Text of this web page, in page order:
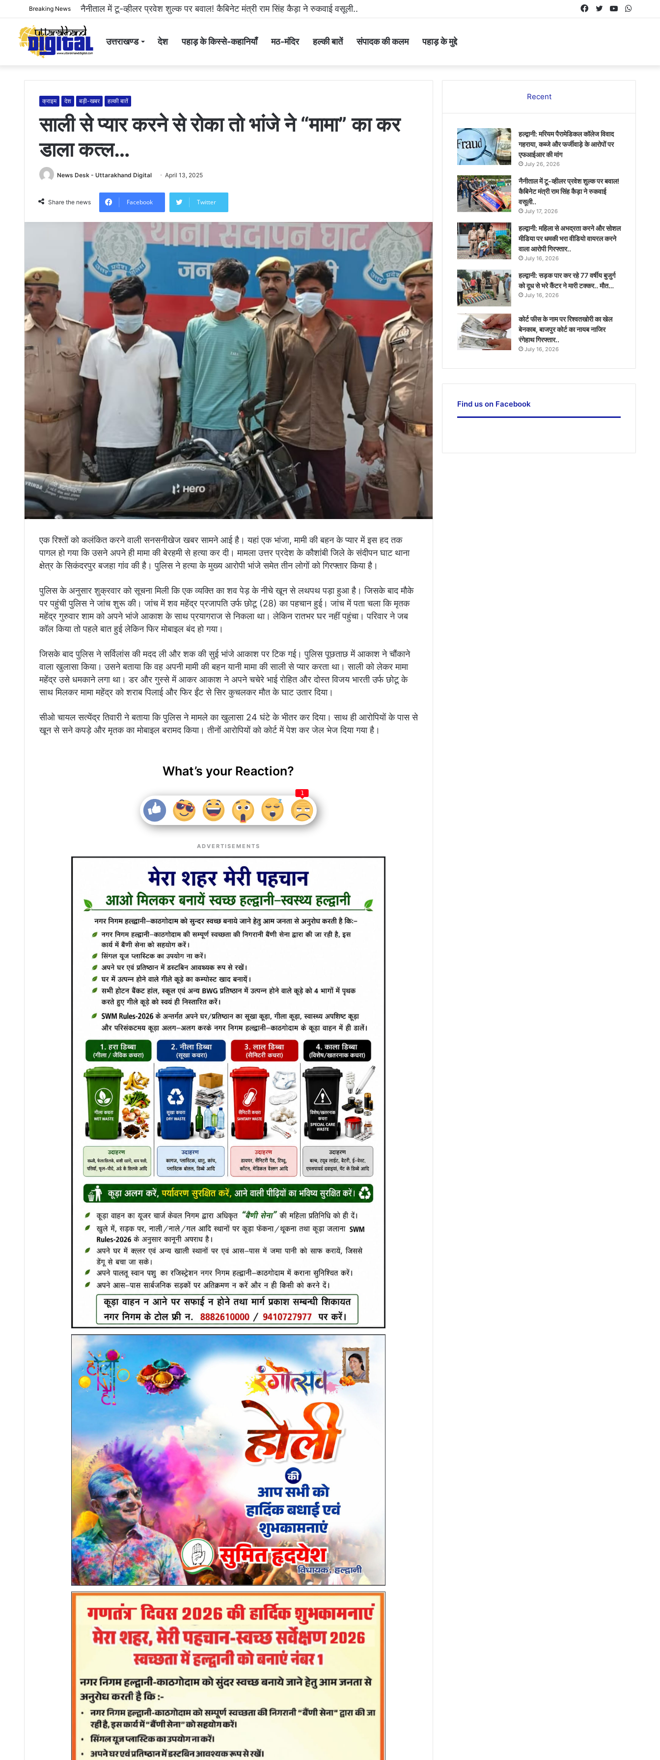
Breaking News हल्द्वानी: महिला से अभद्रता करने और सोशल मीडिया पर धमकी भरा वीडियो वायरल करने वाला आरोपी गिरफ्तार.. YouTube
Twitter
Facebook
उत्तराखण्ड देश पहाड़ के किस्से-कहानियाँ मठ-मंदिर हल्की बातें संपादक की कलम पहाड़ के मुद्दे
क्राइम देश बड़ी-खबर हल्की बातें
साली से प्यार करने से रोका तो भांजे ने “मामा” का कर
डाला कत्ल…
News Desk - Uttarakhand Digital April 13, 2025
Share the news Facebook Twitter
एक रिश्तों को कलंकित करने वाली सनसनीखेज खबर सामने आई है। यहां एक भांजा, मामी की बहन के प्यार में इस हद तक
पागल हो गया कि उसने अपने ही मामा की बेरहमी से हत्या कर दी। मामला उत्तर प्रदेश के कौशांबी जिले के संदीपन घाट थाना
क्षेत्र के सिकंदरपुर बजहा गांव की है। पुलिस ने हत्या के मुख्य आरोपी भांजे समेत तीन लोगों को गिरफ्तार किया है।
पुलिस के अनुसार शुक्रवार को सूचना मिली कि एक व्यक्ति का शव पेड़ के नीचे खून से लथपथ पड़ा हुआ है। जिसके बाद मौके
पर पहुंची पुलिस ने जांच शुरू की। जांच में शव महेंद्र प्रजापति उर्फ छोटू (28) का पहचान हुई। जांच में पता चला कि मृतक
महेंद्र गुरुवार शाम को अपने भांजे आकाश के साथ प्रयागराज से निकला था। लेकिन रातभर घर नहीं पहुंचा। परिवार ने जब
कॉल किया तो पहले बात हुई लेकिन फिर मोबाइल बंद हो गया।
जिसके बाद पुलिस ने सर्विलांस की मदद ली और शक की सुई भांजे आकाश पर टिक गई। पुलिस पूछताछ में आकाश ने चौंकाने
वाला खुलासा किया। उसने बताया कि वह अपनी मामी की बहन यानी मामा की साली से प्यार करता था। साली को लेकर मामा
महेंद्र उसे धमकाने लगा था। डर और गुस्से में आकर आकाश ने अपने चचेरे भाई रोहित और दोस्त विजय भारती उर्फ छोटू के
साथ मिलकर मामा महेंद्र को शराब पिलाई और फिर ईंट से सिर कुचलकर मौत के घाट उतार दिया।
सीओ चायल सत्येंद्र तिवारी ने बताया कि पुलिस ने मामले का खुलासा 24 घंटे के भीतर कर दिया। साथ ही आरोपियों के पास से
खून से सने कपड़े और मृतक का मोबाइल बरामद किया। तीनों आरोपियों को कोर्ट में पेश कर जेल भेज दिया गया है।
What’s your Reaction?
1
ADVERTISEMENTS
Recent
हल्द्वानी: मरियम पैरामेडिकल कॉलेज विवाद
गहराया, कब्जे और फर्जीवाड़े के आरोपों पर
एफआईआर की मांग
July 26, 2026
नैनीताल में टू-व्हीलर प्रवेश शुल्क पर बवाल!
कैबिनेट मंत्री राम सिंह कैड़ा ने रुकवाई
वसूली..
July 17, 2026
हल्द्वानी: महिला से अभद्रता करने और सोशल
मीडिया पर धमकी भरा वीडियो वायरल करने
वाला आरोपी गिरफ्तार..
July 16, 2026
हल्द्वानी: सड़क पार कर रहे 77 वर्षीय बुजुर्ग
को दूध से भरे कैंटर ने मारी टक्कर.. मौत…
July 16, 2026
कोर्ट फीस के नाम पर रिश्वतखोरी का खेल
बेनकाब, बाजपुर कोर्ट का नायब नाजिर
रंगेहाथ गिरफ्तार..
July 16, 2026
Find us on Facebook